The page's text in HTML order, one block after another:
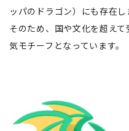
ッパのドラゴン）にも存在し
そのため、国や文化を超え
気モチーフとなっています。